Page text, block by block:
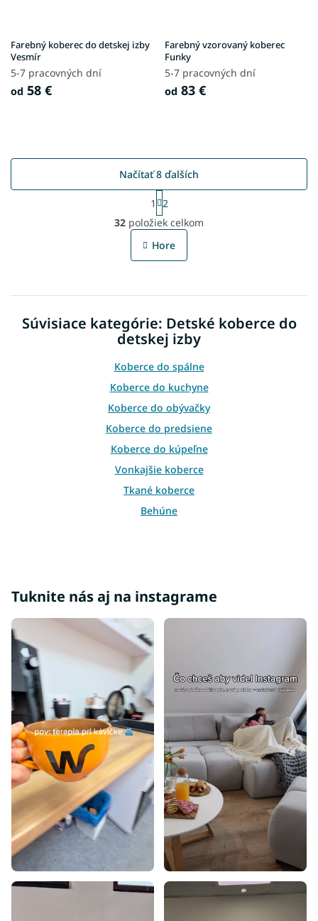
Farebný koberec do detskej izby
Vesmír
5-7 pracovných dní
od 58 €
Farebný vzorovaný koberec
Funky
5-7 pracovných dní
od 83 €
O
v
l
á
c
e
p
r
v
k
y
v
ý
p
i
s
u
Načítať 8 ďalších
S
t
r
á
n
a
e
1
2
32 položiek celkom
Hore
Súvisiace kategórie: Detské koberce do
detskej izby
Koberce do spálne
Koberce do kuchyne
Koberce do obývačky
Koberce do predsiene
Koberce do kúpeľne
Vonkajšie koberce
Tkané koberce
Behúne
Čierne koberce
Farebné koberce
Hnedé koberce
Modré koberce
Ružové koberce
Sivé koberce
Tyrkysové koberce
Zelené koberce
Žlté koberce
Červené koberce
Bordové koberce
Béžové koberce
Krémové koberce
Fialové koberce
Oranžové koberce
Tuknite nás aj na instagrame